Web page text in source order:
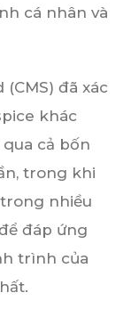
cá nhân và
đã xác
khác
cả bốn
trong khi
nhiều
đáp ứng
trình của